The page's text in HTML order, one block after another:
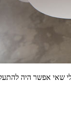
אפשר היה